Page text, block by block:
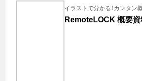
イラストで分かる！カンタン
RemoteLOCK 概要資